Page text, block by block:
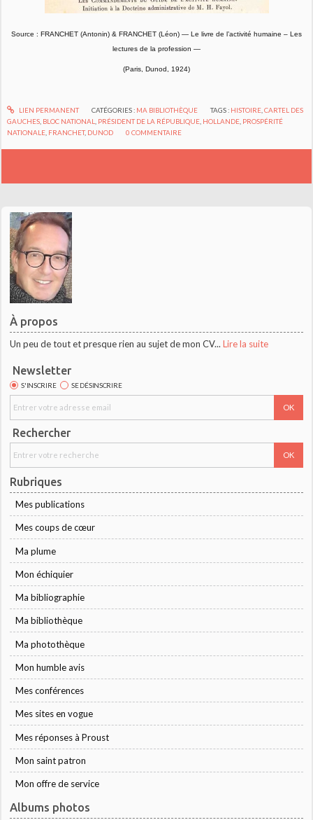
À propos
Un peu de tout et presque rien au sujet de mon CV... Lire la suite
Newsletter
S'INSCRIRE SE DÉSINSCRIRE
Rechercher
Rubriques
Mes publications
Mes coups de cœur
Ma plume
Mon échiquier
Ma bibliographie
Ma bibliothèque
Ma photothèque
Mon humble avis
Mes conférences
Mes sites en vogue
Mes réponses à Proust
Mon saint patron
Mon offre de service
Albums photos
Source : FRANCHET (Antonin) & FRANCHET (Léon) — Le livre de l’activité humaine – Les
lectures de la profession —
(Paris, Dunod, 1924)
LIEN PERMANENT CATÉGORIES : MA BIBLIOTHÈQUE TAGS : HISTOIRE ,CARTEL DES
GAUCHES BLOC NATIONAL PRÉSIDENT DE LA RÉPUBLIQUE HOLLANDE PROSPÉRITÉ
NATIONALE FRANCHET, DUNOD 0 COMMENTAIRE